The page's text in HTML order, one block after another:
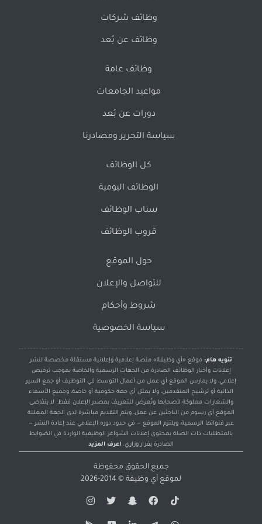
وظائف شركات
وظائف عن بُعد
وظائف عامة
مواعيد الجامعات
دورات عن بُعد
سياسة التحرير ومصادرنا
كل الوظائف
الوظائف اليومية
سناب الوظائف
قروب الوظائف
حول الموقع
للتواصل والإعلان
شروط وأحكام
سياسة الخصوصية
تنويه هام: موقع «أي وظيفة» منصة إعلامية وإعلانية مستقلة مخصصة لنشر
إعلانات وأخبار الوظائف الصادرة من الجهات الرسمية والخاصة بموجب ترخيص
إعلامي، ولا يمارس الموقع أي عمل من أعمال التوسط في التوظيف أو جمع السير
الذاتية أو ترشيح المتقدمين، ولا يمثل أي جهة حكومية أو خاصة، وجميع الأسماء
والشعارات مملوكة لأصحابها وتُعرض للتعريف بمصدر الإعلان فقط. لا يتقاضى
الموقع أي رسوم من الباحثين عن عمل، ويتم التقديم مباشرة لدى الجهة المعلنة
عبر قنواتها الرسمية، ويلتزم الموقع — في حدود دوره الإعلامي عند إعادة النشر —
بالمتطلبات ذات الصلة بمحتوى إعلانات الشواغر الوظيفية الواردة في الضوابط
الصادرة بقرار وزاري. اعرف المزيد
جميع الحقوق محفوظة
لموقع أي وظيفة © 2014-2026